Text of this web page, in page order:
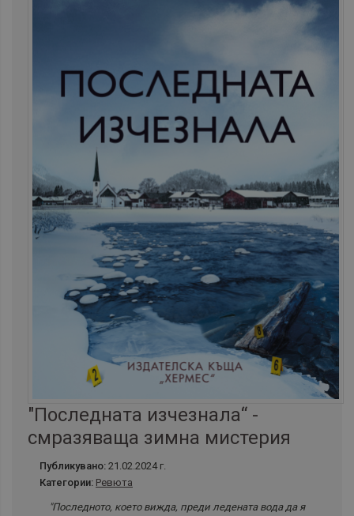
"Последната изчезнала“ -
смразяваща зимна мистерия
Публикувано: 21.02.2024 г.
Категории: Ревюта
"Последното, което вижда, преди ледената вода да я